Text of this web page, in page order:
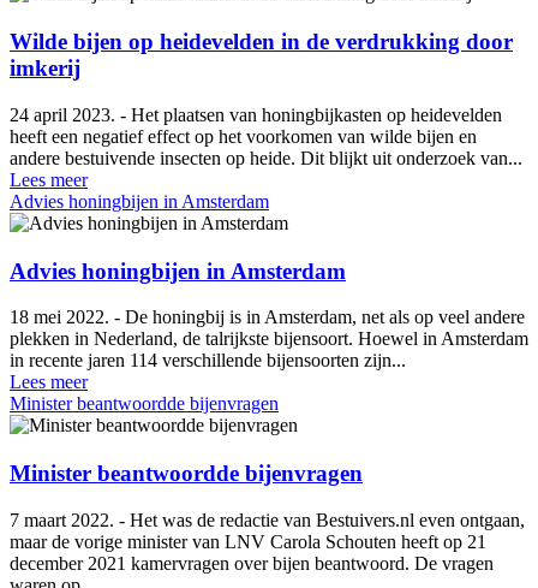
Wilde bijen op heidevelden in de verdrukking door
imkerij
24 april 2023. - Het plaatsen van honingbijkasten op heidevelden
heeft een negatief effect op het voorkomen van wilde bijen en
andere bestuivende insecten op heide. Dit blijkt uit onderzoek van...
Lees meer
Advies honingbijen in Amsterdam
Advies honingbijen in Amsterdam
18 mei 2022. - De honingbij is in Amsterdam, net als op veel andere
plekken in Nederland, de talrijkste bijensoort. Hoewel in Amsterdam
in recente jaren 114 verschillende bijensoorten zijn...
Lees meer
Minister beantwoordde bijenvragen
Minister beantwoordde bijenvragen
7 maart 2022. - Het was de redactie van Bestuivers.nl even ontgaan,
maar de vorige minister van LNV Carola Schouten heeft op 21
december 2021 kamervragen over bijen beantwoord. De vragen